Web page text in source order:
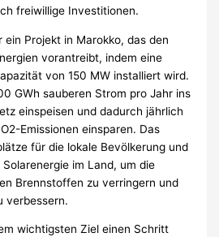
freiwillige Investitionen.
Projekt in Marokko, das den
vorantreibt, indem eine
von 150 MW installiert wird.
GWh sauberen Strom pro Jahr ins
einspeisen und dadurch jährlich
Emissionen einsparen. Das
für die lokale Bevölkerung und
im Land, um die
Brennstoffen zu verringern und
verbessern.
wichtigsten Ziel einen Schritt